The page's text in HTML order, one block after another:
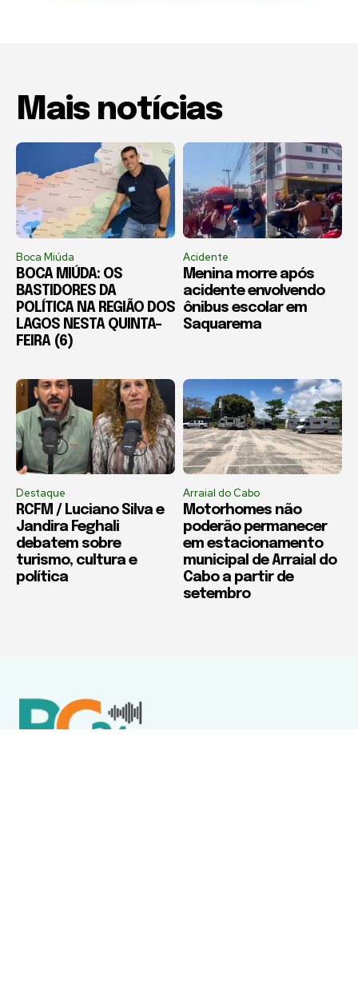
Mais notícias
Boca Miúda
BOCA MIÚDA: OS
BASTIDORES DA
POLÍTICA NA REGIÃO DOS
LAGOS NESTA QUINTA-
FEIRA (6)
Acidente
Menina morre após
acidente envolvendo
ônibus escolar em
Saquarema
Destaque
RCFM / Luciano Silva e
Jandira Feghali
debatem sobre
turismo, cultura e
política
Arraial do Cabo
Motorhomes não
poderão permanecer
em estacionamento
municipal de Arraial do
Cabo a partir de
setembro